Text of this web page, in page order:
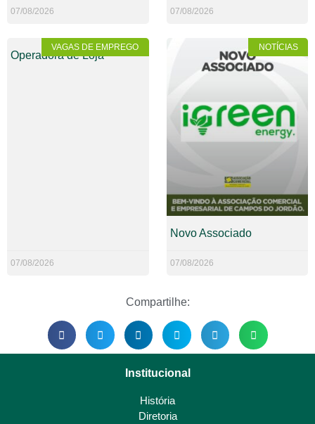
07/08/2026 07/08/2026
VAGAS DE EMPREGO
Operadora de Loja
07/08/2026
NOTÍCIAS
Novo Associado
07/08/2026
Compartilhe:
Institucional
História
Diretoria